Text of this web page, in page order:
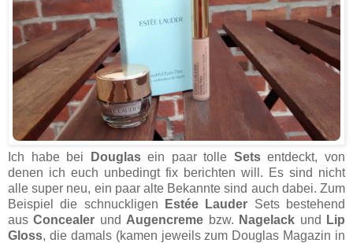
Ich habe bei Douglasein paar tolle Setsentdeckt, von
denen ich euch unbedingt fix berichten will. Es sind nicht
alle super neu, ein paar alte Bekannte sind auch dabei. Zum
Beispiel die schnuckligen
Estée Lauder Sets bestehend
ausConcealer und Augencreme bzw. Nagelack und
Lip
Gloss, die damals (kamen jeweils zum Douglas Magazin in